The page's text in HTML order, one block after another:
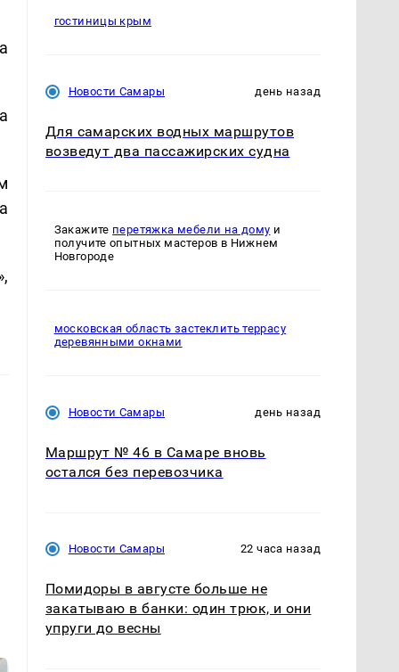
гостиницы крым
Новости Самары день назад
Для самарских водных маршрутов
возведут два пассажирских судна
Закажите перетяжка мебели на дому и
получите опытных мастеров в Нижнем
Новгороде
московская область застеклить террасу
деревянными окнами
Новости Самары день назад
Маршрут № 46 в Самаре вновь
остался без перевозчика
Новости Самары 22 часа назад
Помидоры в августе больше не
закатываю в банки: один трюк, и они
упруги до весны